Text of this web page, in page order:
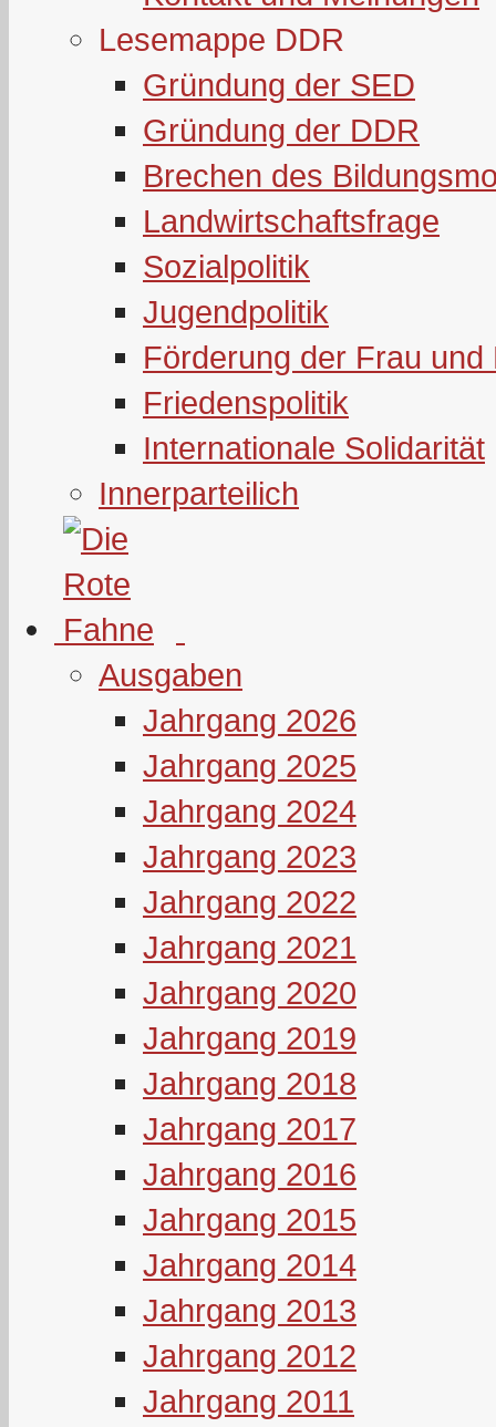
Lesemappe DDR
Gründung der SED
Gründung der DDR
Brechen des
Landwirtschaftsfrage
Sozialpolitik
Jugendpolitik
Förderung der Frau und
Friedenspolitik
Internationale Solidarität
Innerparteilich
Ausgaben
Jahrgang 2026
Jahrgang 2025
Jahrgang 2024
Jahrgang 2023
Jahrgang 2022
Jahrgang 2021
Jahrgang 2020
Jahrgang 2019
Jahrgang 2018
Jahrgang 2017
Jahrgang 2016
Jahrgang 2015
Jahrgang 2014
Jahrgang 2013
Jahrgang 2012
Jahrgang 2011